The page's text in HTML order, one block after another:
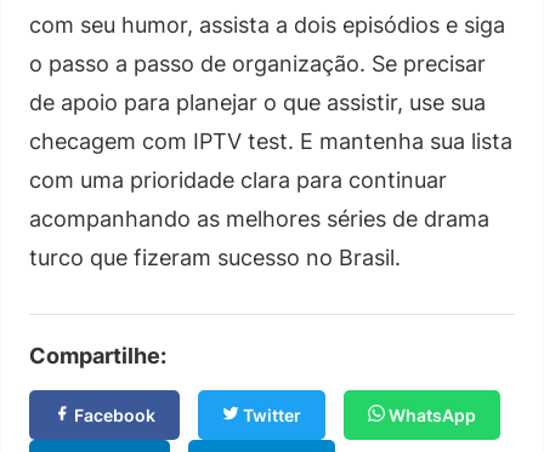
com seu humor, assista a dois episódios e siga
o passo a passo de organização. Se precisar
de apoio para planejar o que assistir, use sua
checagem com IPTV test. E mantenha sua lista
com uma prioridade clara para continuar
acompanhando as melhores séries de drama
turco que fizeram sucesso no Brasil.
Compartilhe:
Facebook Twitter WhatsApp